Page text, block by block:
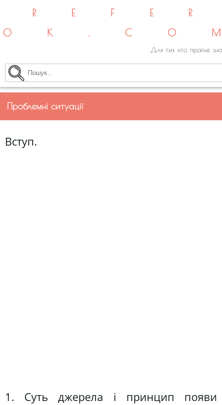
Для тих хто прагне
Проблемні ситуації
Вступ.
1. Суть джерела і принцип появи